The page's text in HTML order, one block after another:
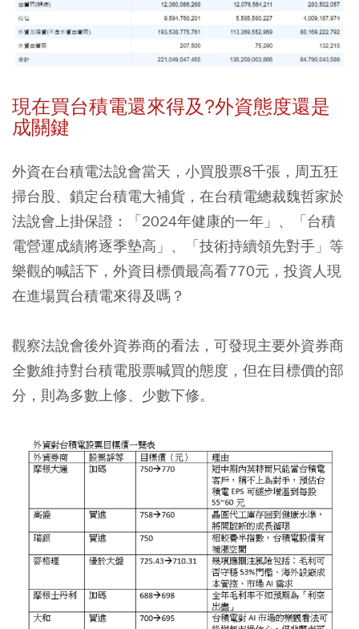
現在買台積電還來得及?外資態度還是
成關鍵
外資在台積電法說會當天，小買股票8千張，周五狂
掃台股、鎖定台積電大補貨，在台積電總裁魏哲家於
法說會上掛保證：「2024年健康的一年」、「台積
電營運成績將逐季墊高」、「技術持續領先對手」等
樂觀的喊話下，外資目標價最高看770元，投資人現
在進場買台積電來得及嗎？
觀察法說會後外資券商的看法，可發現主要外資券商
全數維持對台積電股票喊買的態度，但在目標價的部
分，則為多數上修、少數下修。